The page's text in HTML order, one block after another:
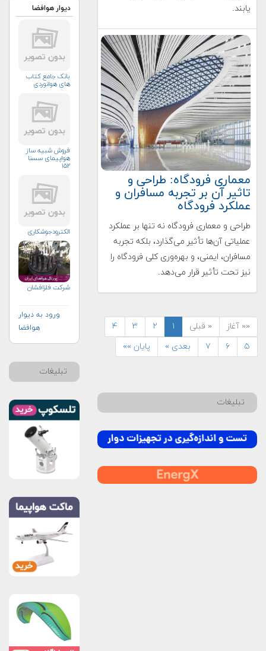
یابند.
معماری فرودگاه: طراحی و
تاثیر آن بر تجربه مسافران و
عملکرد فرودگاه
طراحی و معماری فرودگاه نه تنها بر عملکرد
عملیاتی آن‌ها تأثیر می‌گذارد، بلکه تجربه
مسافران، ایمنی، و بهره‌وری کلی فرودگاه را
نیز تحت تأثیر قرار می‌دهد.
«« آغاز « قبلی ۱ ۲ ۳
۴
۵
۶ ۷ بعدی » پایان »»
تبلیغات
دیوار هوافضا
بانک جامع کتاب
های هوانوردی
فروش شبیه ساز
هواپیمای سسنا
۱۵۲
الکترودجوشکاری
شرکت فلزافشان
ورود به دیوار
هوافضا
تبلیغات